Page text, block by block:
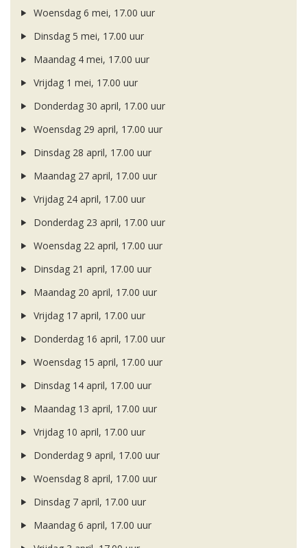
Woensdag 6 mei, 17.00 uur
Dinsdag 5 mei, 17.00 uur
Maandag 4 mei, 17.00 uur
Vrijdag 1 mei, 17.00 uur
Donderdag 30 april, 17.00 uur
Woensdag 29 april, 17.00 uur
Dinsdag 28 april, 17.00 uur
Maandag 27 april, 17.00 uur
Vrijdag 24 april, 17.00 uur
Donderdag 23 april, 17.00 uur
Woensdag 22 april, 17.00 uur
Dinsdag 21 april, 17.00 uur
Maandag 20 april, 17.00 uur
Vrijdag 17 april, 17.00 uur
Donderdag 16 april, 17.00 uur
Woensdag 15 april, 17.00 uur
Dinsdag 14 april, 17.00 uur
Maandag 13 april, 17.00 uur
Vrijdag 10 april, 17.00 uur
Donderdag 9 april, 17.00 uur
Woensdag 8 april, 17.00 uur
Dinsdag 7 april, 17.00 uur
Maandag 6 april, 17.00 uur